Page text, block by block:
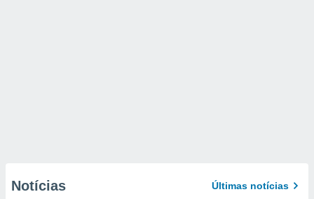
Notícias Últimas notícias